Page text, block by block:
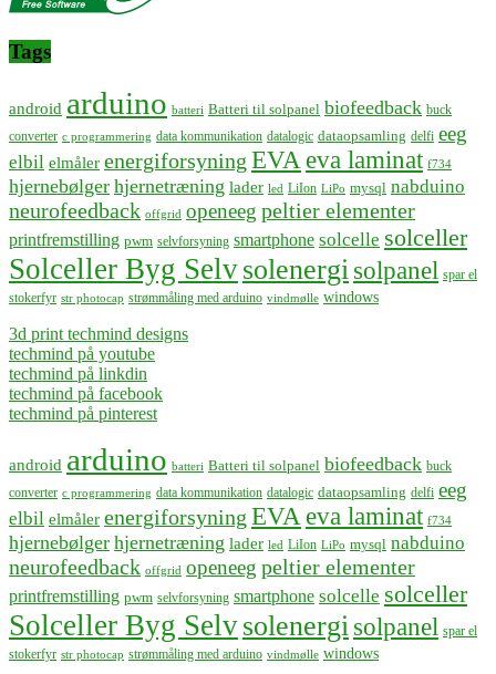
Tags
android arduino batteri Batteri til solpanel biofeedback buck
converter c programmering data kommunikation datalogic dataopsamling delfi eeg
elbil elmåler energiforsyning EVA eva laminat f734
hjernebølger hjernetræning lader led LiIon LiPo mysql nabduino
neurofeedback offgrid openeeg peltier elementer
printfremstilling pwm selvforsyning smartphone solcelle solceller
Solceller Byg Selvsolenergisolpanel spar el
stokerfyr str photocap strømmåling med arduino vindmølle windows
3d print techmind designs
techmind på youtube
techmind på linkdin
techmind på facebook
techmind på pinterest
android arduino batteri Batteri til solpanel biofeedback buck
converter c programmering data kommunikation datalogic dataopsamling delfi eeg
elbil elmåler energiforsyning EVA eva laminat f734
hjernebølger hjernetræning lader led LiIon LiPo mysql nabduino
neurofeedback offgrid openeeg peltier elementer
printfremstilling pwm selvforsyning smartphone solcelle solceller
Solceller Byg Selvsolenergisolpanel spar el
stokerfyr str photocap strømmåling med arduino vindmølle windows